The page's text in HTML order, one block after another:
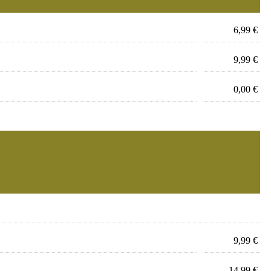
6,99 €
9,99 €
0,00 €
9,99 €